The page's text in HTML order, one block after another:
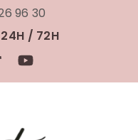
96 30
24H / 72H